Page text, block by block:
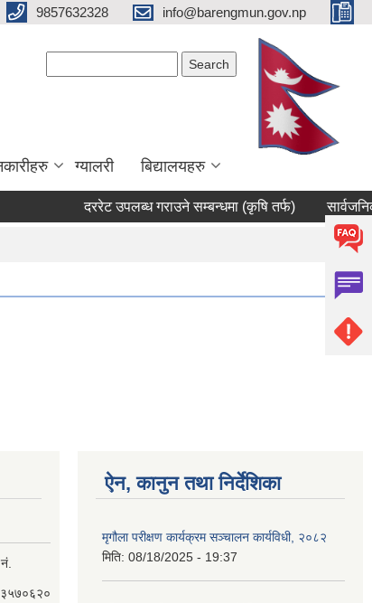
9857632328 info@barengmun.gov.np
ग्यालरी बिद्यालयहरु
दररेट उपलब्ध गराउने सम्बन्धमा (कृषि तर्फ) सार्वजनिक
ऐन, कानुन तथा निर्देशिका
मृगौला परीक्षण कार्यक्रम सञ्चालन कार्यविधी, २०८२
मिति: 08/18/2025 - 19:37